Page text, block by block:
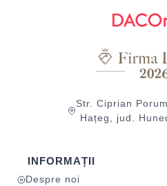
Str. Ciprian
Hațeg, jud.
INFORMAȚII
Despre noi